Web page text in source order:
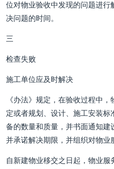
位对物业验收中发现的问题进
决问题的时间。
三
检查失败
施工单位应及时解决
《办法》规定，在验收过程中
定或者规划、设计、施工安装
备的数量和质量，并书面通知
并承诺解决期限，并组织对物业
自新建物业移交之日起，物业